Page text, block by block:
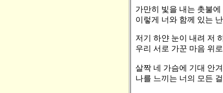
가만히 빛을 내는 촛불에
이렇게 너와 함께 있는 난
저기 하얀 눈이 내려 저
우리 서로 가꾼 마음 위
살짝 네 가슴에 기대 안
나를 느끼는 너의 모든 걸